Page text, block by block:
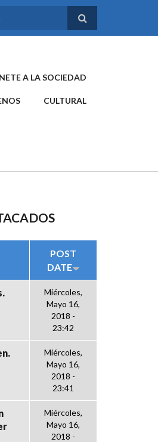
A LA SOCIEDAD
CULTURAL
POST
DATE
Miércoles,
Mayo 16,
2018 -
23:42
Miércoles,
Mayo 16,
2018 -
23:41
Miércoles,
Mayo 16,
2018 -